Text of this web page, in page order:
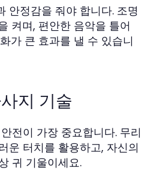
안정감을 줘야 합니다. 조명
켜며, 편안한 음악을 틀어
가 큰 효과를 낼 수 있습니
지 기술
전이 가장 중요합니다. 무리
운 터치를 활용하고, 자신의
귀 기울이세요.